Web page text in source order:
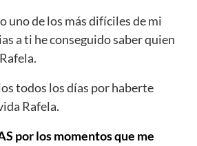
uno de los más difíciles de mi
a ti he conseguido saber quien
todos los días por haberte
Rafela.
por los momentos que me